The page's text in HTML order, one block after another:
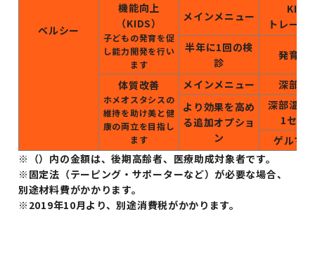
ベルシー
機能向上
（KIDS）
子どもの発育を促
し能力開発を行い
ます
メインメニュー
KIDS
トレーニ
半年に1回の検
診
発育検
体質改善
ホメオスタシスの
維持を助け美と健
康の両立を目指し
ます
メインメニュー
深部温
より効果を高め
る追加オプショ
ン
深部温熱
1セッ
ゲルマ
※（）内の金額は、後期高齢者、医療助成対象者です。
※固定法（テーピング・サポーターなど）が必要な場合、
別途材料費がかかります。
※2019年10月より、別途消費税がかかります。